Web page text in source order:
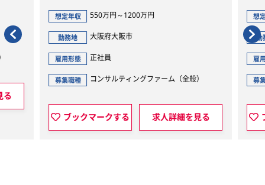
想定年収 550万円～1200万円
勤務地 大阪府大阪市
雇用形態 正社員
募集職種 コンサルティングファーム（全般）
ブックマークする 求人詳細を見る
想
勤
雇
募